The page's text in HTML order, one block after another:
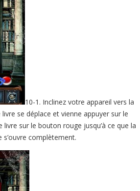
10-1. Inclinez votre appareil vers la
se déplace et vienne appuyer sur le
sur le bouton rouge jusqu’à ce que la
s’ouvre complètement.